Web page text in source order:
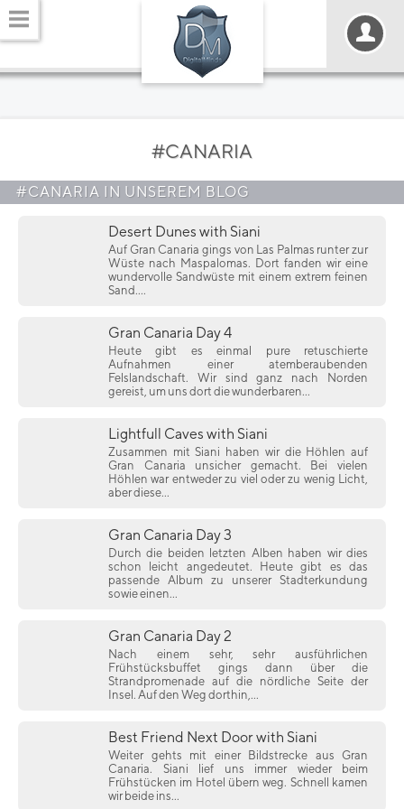
#CANARIA
#CANARIA IN UNSEREM BLOG
Desert Dunes with Siani
Auf Gran Canaria gings von Las Palmas runter zur
Wüste nach Maspalomas. Dort fanden wir eine
wundervolle Sandwüste mit einem extrem feinen
Sand....
Gran Canaria Day 4
Heute gibt es einmal pure retuschierte
Aufnahmen einer atemberaubenden
Felslandschaft. Wir sind ganz nach Norden
gereist, um uns dort die wunderbaren...
Lightfull Caves with Siani
Zusammen mit Siani haben wir die Höhlen auf
Gran Canaria unsicher gemacht. Bei vielen
Höhlen war entweder zu viel oder zu wenig Licht,
aber diese...
Gran Canaria Day 3
Durch die beiden letzten Alben haben wir dies
schon leicht angedeutet. Heute gibt es das
passende Album zu unserer Stadterkundung
sowie einen...
Gran Canaria Day 2
Nach einem sehr, sehr ausführlichen
Frühstücksbuffet gings dann über die
Strandpromenade auf die nördliche Seite der
Insel. Auf den Weg dorthin,...
Best Friend Next Door with Siani
Weiter gehts mit einer Bildstrecke aus Gran
Canaria. Siani lief uns immer wieder beim
Frühstücken im Hotel übern weg. Schnell kamen
wir beide ins...